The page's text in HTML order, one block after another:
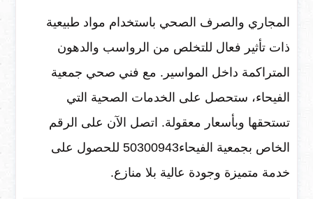
المجاري والصرف الصحي باستخدام مواد طبيعية
ذات تأثير فعال للتخلص من الرواسب والدهون
المتراكمة داخل المواسير. مع فني صحي جمعية
الفيحاء، ستحصل على الخدمات الصحية التي
تستحقها وبأسعار معقولة. اتصل الآن على الرقم
الخاص بجمعية الفيحاء50300943 للحصول على
خدمة متميزة وجودة عالية بلا منازع.